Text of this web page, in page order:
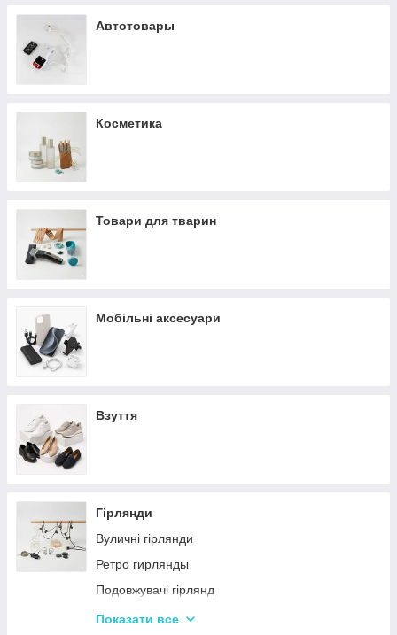
Автотовары
Косметика
Товари для тварин
Мобільні аксесуари
Взуття
Гірлянди
Вуличні гірлянди
Ретро гирлянды
Подовжувачі гірлянд
Хатні гірлянди
Показати все